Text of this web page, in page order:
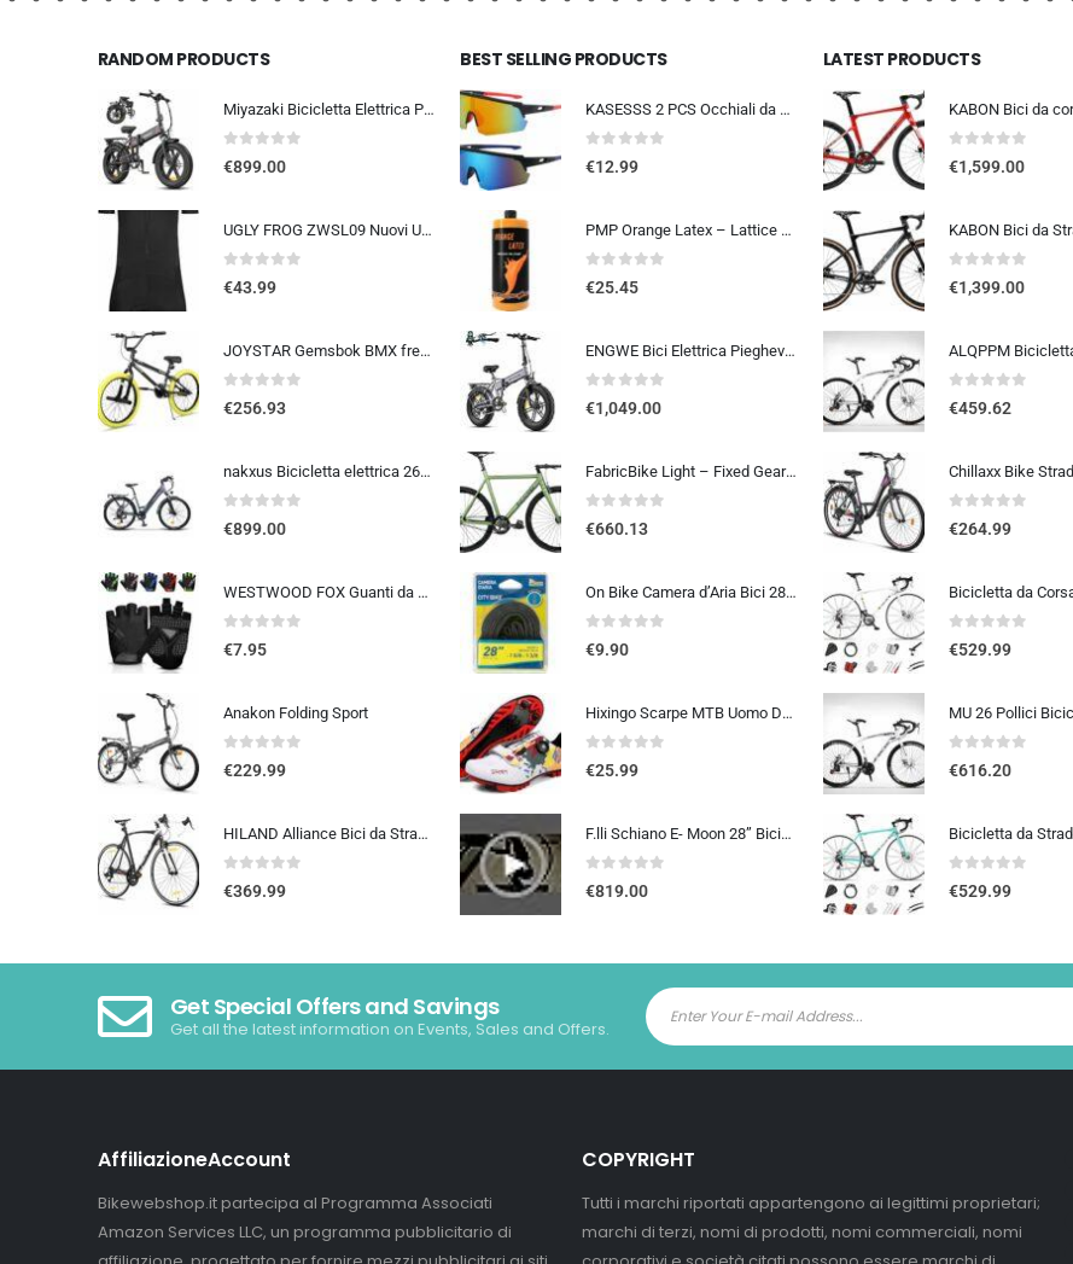
RANDOM PRODUCTS
Miyazaki Bicicletta Elettrica Pieghevole per Adulti – Ebike con Motore Brushless – Batteria Rimovibile 48V 14Ah – Bicicletta
0out of 5
€899.00
UGLY FROG ZWSL09 Nuovi Uomini Traspirante Primavera Autunno A Maniche Corta Ciclismo Body Skinsuit All’aperto Sportswear A…
0out of 5
€43.99
JOYSTAR Gemsbok BMX freestyle da 20/24 pollici per bambini dai 9 ai 14 anni, mountain bike da 20/24 pollici per bambini
0out of 5
€256.93
nakxus Bicicletta elettrica 26M208, bicicletta elettrica da 26″, da trekking, con batteria al litio da 36 V, 12,5 Ah, fino a 100 KM, motore da 250 W, compatibile con l’UE, colore: grigio
0out of 5
€899.00
WESTWOOD FOX Guanti da ciclismo per uomo e donna, guanti unisex con imbottitura in gel antiscivolo, traspiranti, con palmo pe
0out of 5
€7.95
Anakon Folding Sport
0out of 5
€229.99
HILAND Alliance Bici da Strada 28”, 14 Velocità, Telaio in Alluminio da 49/53/57 cm, 700C Bicicletta da Città e da Pendola…
0out of 5
€369.99
BEST SELLING PRODUCTS
KASESSS 2 PCS Occhiali da Sole Sportivi, Occhiali da Ciclismo per Uomini Donne, Occhiali da Sole da Ciclismo, UV400 Occhiali
0out of 5
€12.99
PMP Orange Latex – Lattice Liquido Sigillante Antiforatura per Coperture Tubeless MTB e STRADA. La Tua Assicurazione Contro l
0out of 5
€25.45
ENGWE Bici Elettrica Pieghevole, Bicicletta Elettrica da 48V 13Ah Batteria Rimovibile, Autonomia di 50-120 km E-bike，20″×4.0″ Fat Tire 7 Velocità ebike da per Ogni Terreno
0out of 5
€1,049.00
FabricBike Light – Fixed Gear bicicletta, Single Speed Fixie completa mozzo, Telaio in alluminio e forcella, ruote 28, 6 c…
0out of 5
€660.13
On Bike Camera d’Aria Bici 28″ x 1 5/8 x 1 3/8 (700×35-42c) – E.T.R.T.O. 37-622, Alta Resistenza e Tenuta, Compatibile con Pn
0out of 5
€9.90
Hixingo Scarpe MTB Uomo Donna, Graffiti Colorati Stampa Scarpe Mountain Bike Compatibili con Pedali SPD, Unisex Scarpe Ciclis
0out of 5
€25.99
F.lli Schiano E- Moon 28” Bicicletta Elettrica da Città, Bici Elettrica con Pedalata Assistita 250W, City E-bike Unisex Adulto, Batteria Rimovibile 36V 13Ah, SHIMANO 7 velocità, Donna Uomo, Nero
0out of 5
€819.00
LATEST PRODUCTS
0out of 5
€1,599.00
0out of 5
€1,399.00
0out of 5
€459.62
0out of 5
€264.99
0out of 5
€529.99
0out of 5
€616.20
0out of 5
€529.99
Get Special Offers and Savings
Get all the latest information on Events, Sales and Offers.
AffiliazioneAccount
Bikewebshop.it partecipa al Programma Associati
Amazon Services LLC, un programma pubblicitario di
COPYRIGHT
Tutti i marchi riportati appartengono ai legittimi proprietari;
marchi di terzi, nomi di prodotti, nomi commerciali, nomi